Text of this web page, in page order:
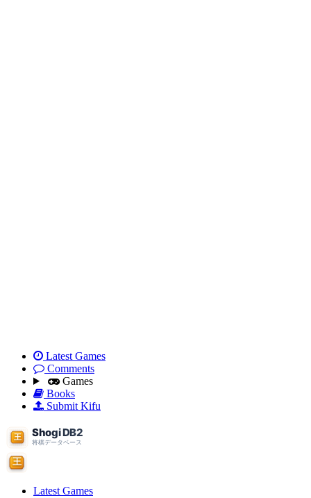
Latest Games
Comments
Games
Books
Submit Kifu
Latest Games